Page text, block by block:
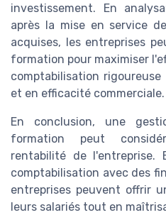
investissement. En
après la mise en service
acquises, les entreprises
formation pour maximiser
comptabilisation
et en efficacité commerciale.
En conclusion, une
formation peut
rentabilité de l'entreprise.
comptabilisation avec des
entreprises peuvent offrir
leurs salariés tout en